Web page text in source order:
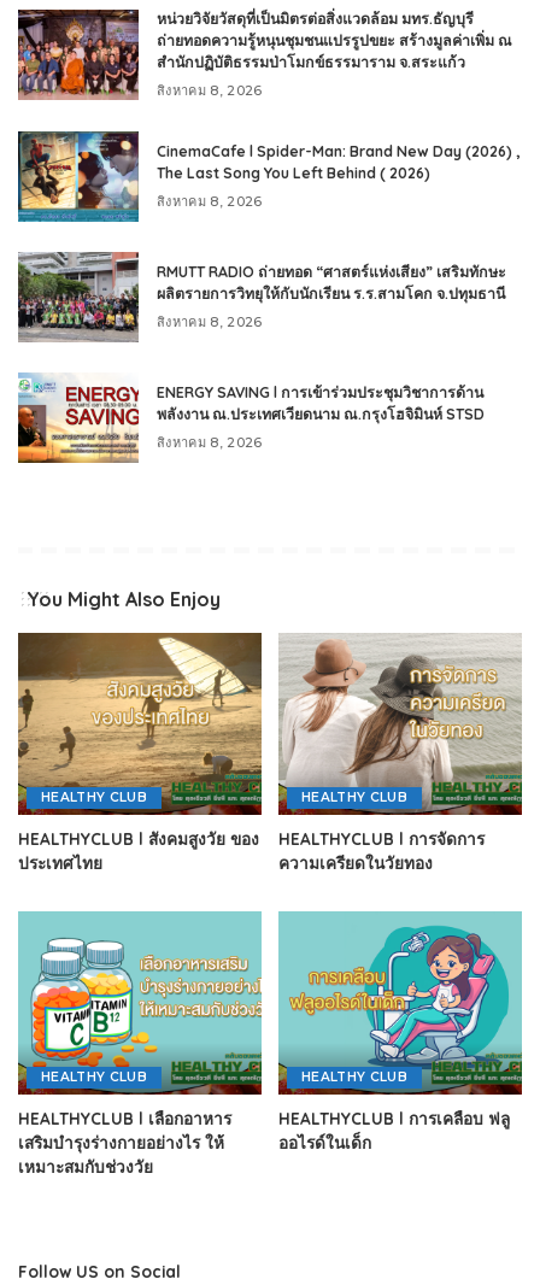
หน่วยวิจัยวัสดุที่เป็นมิตรต่อสิ่งแวดล้อม มทร.ธัญบุรี
ถ่ายทอดความรู้หนุนชุมชนแปรรูปขยะ สร้างมูลค่าเพิ่ม ณ
สำนักปฏิบัติธรรมป่าโมกข์ธรรมาราม จ.สระแก้ว
สิงหาคม 8, 2026
CinemaCafe l Spider-Man: Brand New Day (2026) ,
The Last Song You Left Behind ( 2026)
สิงหาคม 8, 2026
RMUTT RADIO ถ่ายทอด “ศาสตร์แห่งเสียง” เสริมทักษะ
ผลิตรายการวิทยุให้กับนักเรียน ร.ร.สามโคก จ.ปทุมธานี
สิงหาคม 8, 2026
ENERGY SAVING l การเข้าร่วมประชุมวิชาการด้าน
พลังงาน ณ.ประเทศเวียดนาม ณ.กรุงโฮจิมินห์ STSD
สิงหาคม 8, 2026
You Might Also Enjoy
HEALTHY CLUB
HEALTHYCLUB l สังคมสูงวัย ของ
ประเทศไทย
HEALTHY CLUB
HEALTHYCLUB l การจัดการ
ความเครียดในวัยทอง
HEALTHY CLUB
HEALTHYCLUB l เลือกอาหาร
เสริมบำรุงร่างกายอย่างไร ให้
เหมาะสมกับช่วงวัย
HEALTHY CLUB
HEALTHYCLUB l การเคลือบ ฟลู
ออไรด์ในเด็ก
Follow US on Social